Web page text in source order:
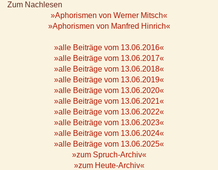
Zum Nachlesen
»Aphorismen von Werner Mitsch«
»Aphorismen von Manfred Hinrich«
»alle Beiträge vom 13.06.2016«
»alle Beiträge vom 13.06.2017«
»alle Beiträge vom 13.06.2018«
»alle Beiträge vom 13.06.2019«
»alle Beiträge vom 13.06.2020«
»alle Beiträge vom 13.06.2021«
»alle Beiträge vom 13.06.2022«
»alle Beiträge vom 13.06.2023«
»alle Beiträge vom 13.06.2024«
»alle Beiträge vom 13.06.2025«
»zum Spruch-Archiv«
»zum Heute-Archiv«